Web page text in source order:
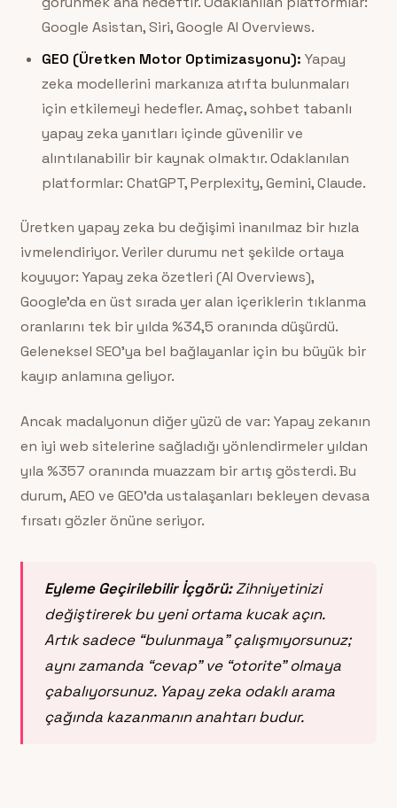
Google Asistan, Siri, Google AI Overviews.
GEO (Üretken Motor Optimizasyonu): Yapay
zeka modellerini markanıza atıfta bulunmaları
için etkilemeyi hedefler. Amaç, sohbet tabanlı
yapay zeka yanıtları içinde güvenilir ve
alıntılanabilir bir kaynak olmaktır. Odaklanılan
platformlar: ChatGPT, Perplexity, Gemini, Claude.
Üretken yapay zeka bu değişimi inanılmaz bir hızla
ivmelendiriyor. Veriler durumu net şekilde ortaya
koyuyor: Yapay zeka özetleri (AI Overviews),
Google’da en üst sırada yer alan içeriklerin tıklanma
oranlarını tek bir yılda %34,5 oranında düşürdü.
Geleneksel SEO’ya bel bağlayanlar için bu büyük bir
kayıp anlamına geliyor.
Ancak madalyonun diğer yüzü de var: Yapay zekanın
en iyi web sitelerine sağladığı yönlendirmeler yıldan
yıla %357 oranında muazzam bir artış gösterdi. Bu
durum, AEO ve GEO’da ustalaşanları bekleyen devasa
fırsatı gözler önüne seriyor.
Eyleme Geçirilebilir İçgörü:Zihniyetinizi
değiştirerek bu yeni ortama kucak açın.
Artık sadece “bulunmaya” çalışmıyorsunuz;
aynı zamanda “cevap” ve “otorite” olmaya
çabalıyorsunuz. Yapay zeka odaklı arama
çağında kazanmanın anahtarı budur.